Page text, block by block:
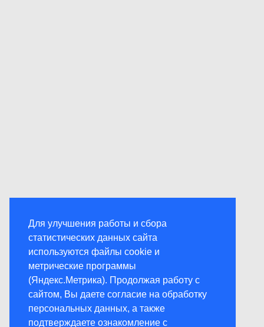
Для улучшения работы и сбора
статистических данных сайта
используются файлы cookie и
метрические программы
(Яндекс.Метрика). Продолжая работу с
сайтом, Вы даете согласие на обработку
персональных данных, а также
подтверждаете ознакомление с